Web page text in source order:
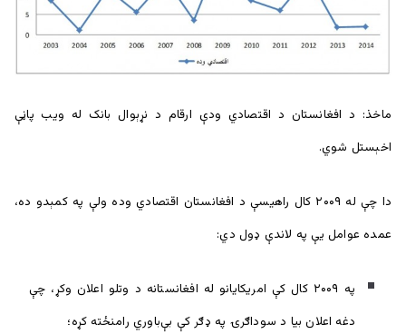
ماخذ: د افغانستان د اقتصادي ودې ارقام د نړېوال بانک له ویب پاڼې
اخېستل شوي.
دا چې له ۲۰۰۹ کال راهیسې د افغانستان اقتصادي وده ولې په کمېدو ده،
عمده عوامل یې په لاندې ډول دي:
په ۲۰۰۹ کال کې امریکایانو له افغانستانه د وتلو اعلان وکړ، چې
دغه اعلان بیا د سوداګرۍ په ډګر کې بې‌باوري رامنځته کړه؛